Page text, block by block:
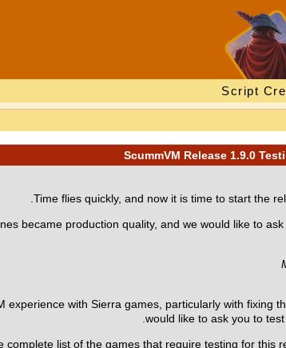
Script
Time flies quickly, and now it is time to start the
became production quality, and we would like to
with Sierra games, particularly with fixing
would like to ask you to
complete list of the games that require testing for this